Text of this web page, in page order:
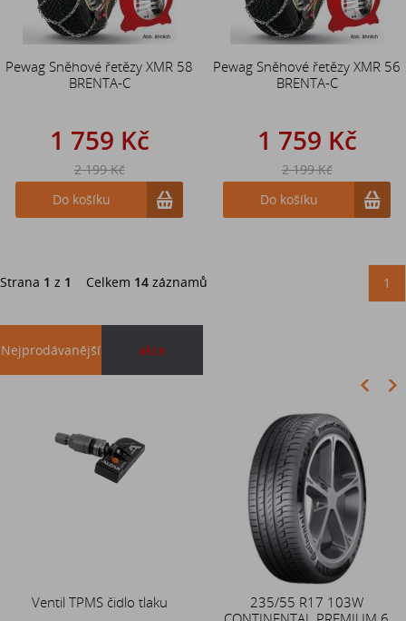
Pewag Sněhové řetězy XMR 58
BRENTA-C
1 759 Kč
2 199 Kč
Do košíku
Pewag Sněhové řetězy XMR 56
BRENTA-C
1 759 Kč
2 199 Kč
Do košíku
Strana 1 z 1 Celkem 14 záznamů 1
Nejprodávanější akce
Ventil TPMS čidlo tlaku
235/55 R17 103W
Duše 12x4 (4.00-4) kovový